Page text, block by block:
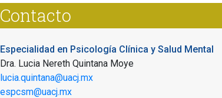
Contacto
Especialidad en Psicología Clínica y Salud Mental
Dra. Lucia Nereth Quintana Moye
lucia.quintana@uacj.mx
espcsm@uacj.mx